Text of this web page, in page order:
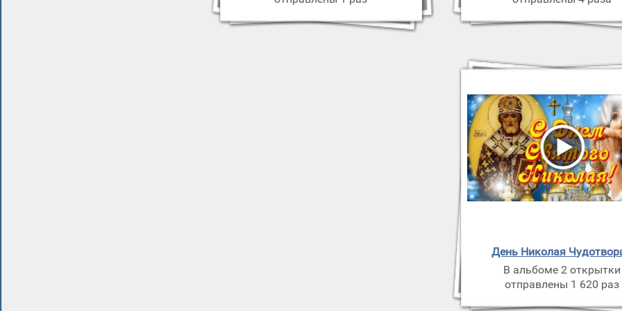
День Николая
В альбоме 2 открытки
отправлены 1 620 раз